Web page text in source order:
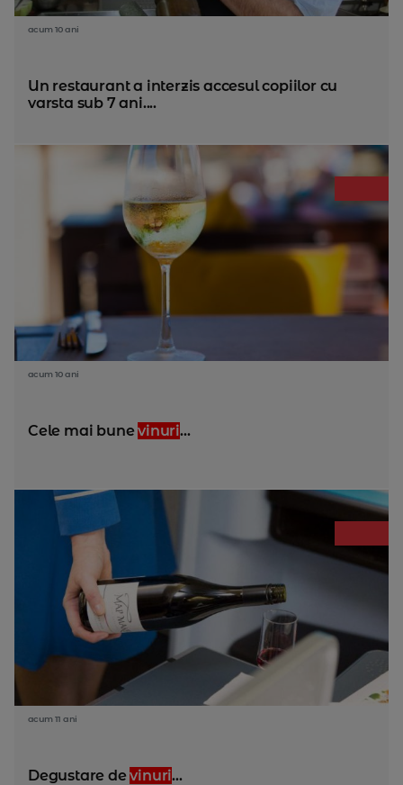
acum 10 ani
Un restaurant a interzis accesul copiilor cu
varsta sub 7 ani....
acum 10 ani
Cele mai bunevinuri...
acum 11 ani
Degustare devinuri...